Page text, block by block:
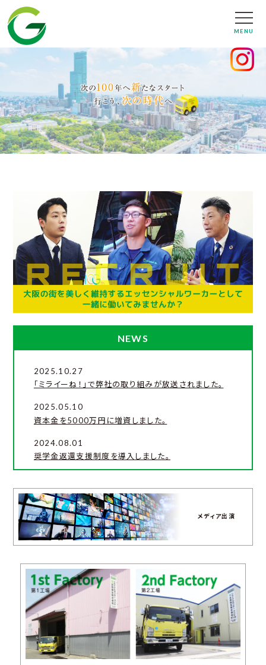
NEWS
2025.10.27
「ミライーね！」で弊社の取り組みが放送されました。
2025.05.10
資本金を5000万円に増資しました。
2024.08.01
奨学金返還支援制度を導入しました。
「社長名鑑」に掲載されました。
2024.01.09
大阪府グリーンボンドへの投資を表明しました。
「会社の流儀」に掲載されました。
2023.06.21
海と日本プロジェクトin大阪で紹介されました。
2023.01.20
サンデー毎日WEB版に掲載されました。
2022.08.29
メディア出演